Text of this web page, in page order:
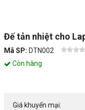
Đế tản nhiệt cho
Mã SP: DTN002
Còn hàng
Giá khuyến mại: